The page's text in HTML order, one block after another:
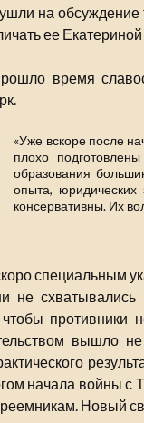
на
ее
время
«Уже вскоре после
плохо
образования
опыта, юридических
консервативны. Их
специальным
не схватывались
чтобы
вышло
начала войны с
Новый